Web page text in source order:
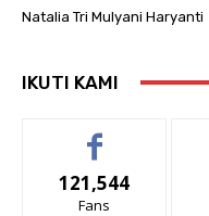
Natalia Tri Mulyani Haryanti
IKUTI KAMI
121,544
Fans